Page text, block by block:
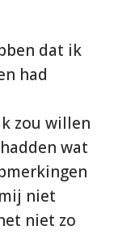
dat ik
had
zou willen
wat
niet
niet zo